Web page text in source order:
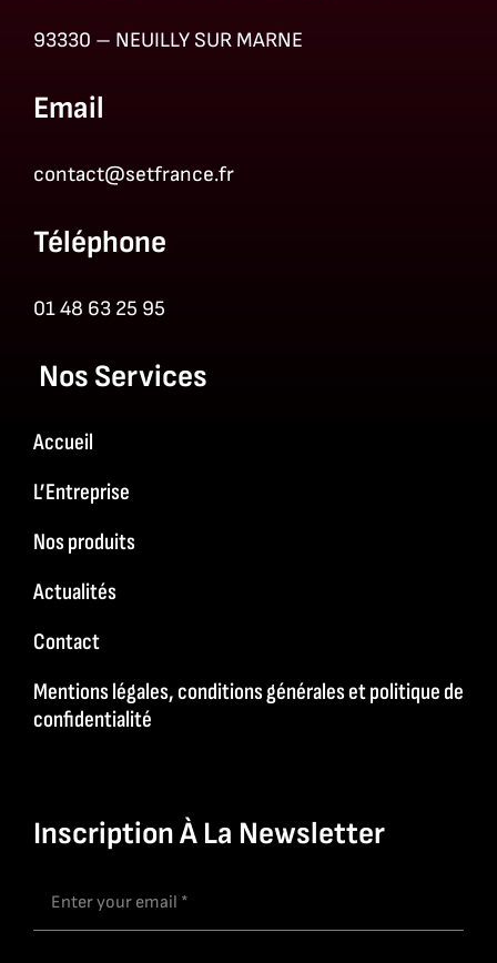
93330 – NEUILLY SUR MARNE
Email
contact@setfrance.fr
Téléphone
01 48 63 25 95
Nos Services
Accueil
L’Entreprise
Nos produits
Actualités
Contact
Mentions légales, conditions générales et politique de
confidentialité
Inscription À La Newsletter